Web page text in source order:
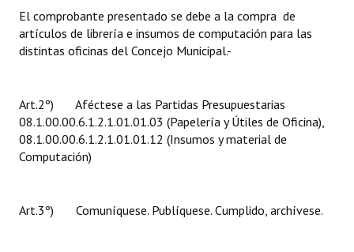
Huéspedes de Honor - Registro
Antiguos Pobladores - Registro
Bariloche, Municipio intercultural
Entrega de distinciones
El comprobante presentado se debe a la compra de
artículos de librería e insumos de computación para las
distintas oficinas del Concejo Municipal.-
Art.2º) Aféctese a las Partidas Presupuestarias
08.1.00.00.6.1.2.1.01.01.03 (Papelería y Útiles de Oficina),
08.1.00.00.6.1.2.1.01.01.12 (Insumos y material de
Computación)
Art.3º) Comuníquese. Publíquese. Cumplido, archívese.